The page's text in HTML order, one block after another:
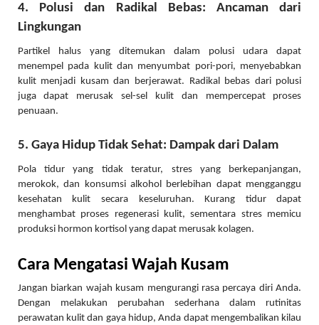
4. Polusi dan Radikal Bebas: Ancaman dari
Lingkungan
Partikel halus yang ditemukan dalam polusi udara dapat
menempel pada kulit dan menyumbat pori-pori, menyebabkan
kulit menjadi kusam dan berjerawat. Radikal bebas dari polusi
juga dapat merusak sel-sel kulit dan mempercepat proses
penuaan.
5. Gaya Hidup Tidak Sehat: Dampak dari Dalam
Pola tidur yang tidak teratur, stres yang berkepanjangan,
merokok, dan konsumsi alkohol berlebihan dapat mengganggu
kesehatan kulit secara keseluruhan. Kurang tidur dapat
menghambat proses regenerasi kulit, sementara stres memicu
produksi hormon kortisol yang dapat merusak kolagen.
Cara Mengatasi Wajah Kusam
Jangan biarkan wajah kusam mengurangi rasa percaya diri Anda.
Dengan melakukan perubahan sederhana dalam rutinitas
perawatan kulit dan gaya hidup, Anda dapat mengembalikan kilau